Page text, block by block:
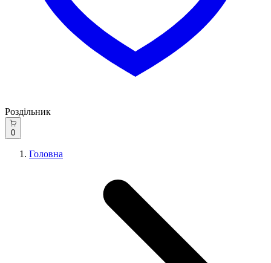
Роздільник
0
Головна